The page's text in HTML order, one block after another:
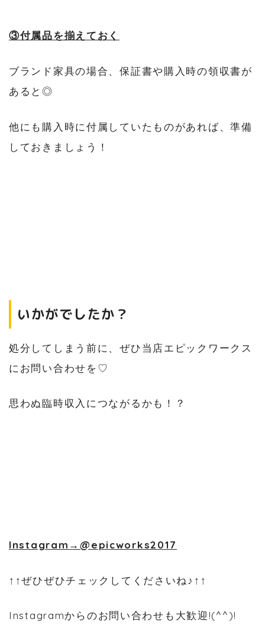
③付属品を揃えておく
ブランド家具の場合、保証書や購入時の領収書が
あると◎
他にも購入時に付属していたものがあれば、準備
しておきましょう！
いかがでしたか？
処分してしまう前に、ぜひ当店エピックワークス
にお問い合わせを♡
思わぬ臨時収入につながるかも！？
Instagram→@epicworks2017
↑↑ぜひぜひチェックしてくださいね♪↑↑
Instagramからのお問い合わせも大歓迎!(^^)!